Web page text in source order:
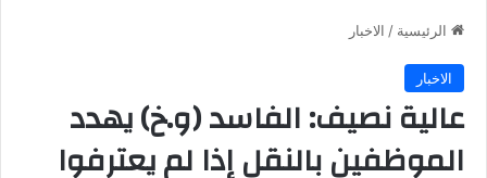
الرئيسية / الاخبار
الاخبار
عالية نصيف: الفاسد (و.خ) يهدد
الموظفين بالنقل إذا لم يعترفوا